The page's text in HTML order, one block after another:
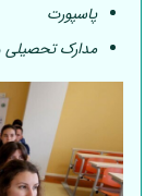
پاسپورت
مدارک تحصیلی